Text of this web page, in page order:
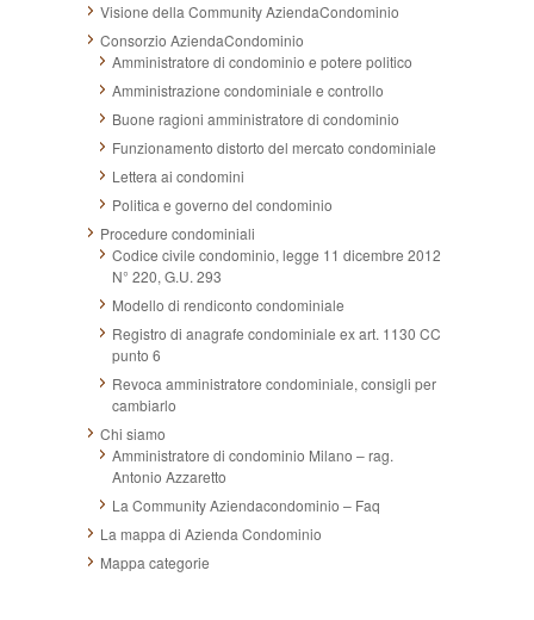
Visione della Community AziendaCondominio
Consorzio AziendaCondominio
Amministratore di condominio e potere politico
Amministrazione condominiale e controllo
Buone ragioni amministratore di condominio
Funzionamento distorto del mercato condominiale
Lettera ai condomini
Politica e governo del condominio
Procedure condominiali
Codice civile condominio, legge 11 dicembre 2012
N° 220, G.U. 293
Modello di rendiconto condominiale
Registro di anagrafe condominiale ex art. 1130 CC
punto 6
Revoca amministratore condominiale, consigli per
cambiarlo
Chi siamo
Amministratore di condominio Milano – rag.
Antonio Azzaretto
La Community Aziendacondominio – Faq
La mappa di Azienda Condominio
Mappa categorie